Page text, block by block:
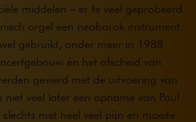
middelen – er te veel geprobeerd
orgel een neobarok instrument
gebruikt, onder meer in 1988
én het afscheid van
gevierd met de uitvoering van
niet veel later een opname van Paul
slechts met heel veel pijn en moeite